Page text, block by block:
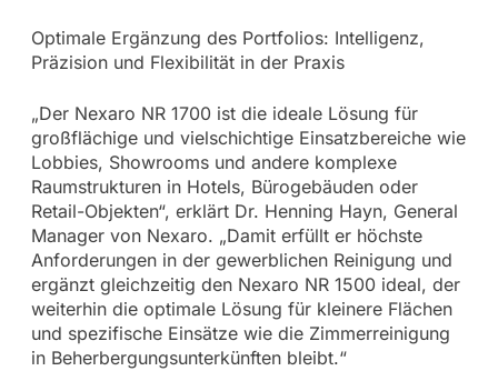
Optimale Ergänzung des Portfolios: Intelligenz,
Präzision und Flexibilität in der Praxis
„Der Nexaro NR 1700 ist die ideale Lösung für
großflächige und vielschichtige Einsatzbereiche wie
Lobbies, Showrooms und andere komplexe
Raumstrukturen in Hotels, Bürogebäuden oder
Retail-Objekten“, erklärt Dr. Henning Hayn, General
Manager von Nexaro. „Damit erfüllt er höchste
Anforderungen in der gewerblichen Reinigung und
ergänzt gleichzeitig den Nexaro NR 1500 ideal, der
weiterhin die optimale Lösung für kleinere Flächen
und spezifische Einsätze wie die Zimmerreinigung
in Beherbergungsunterkünften bleibt.“